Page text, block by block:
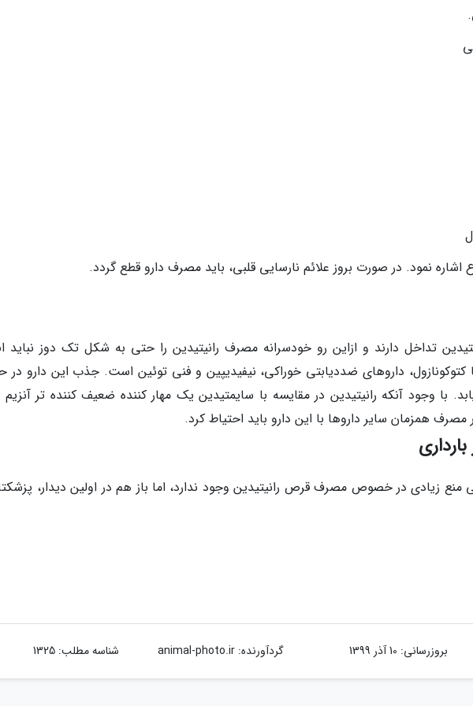
اشاره نمود. در صورت بروز علائم نارسایی قلبی، باید مصرف دارو قطع گردد.
تداخل دارند و ازاین رو خودسرانه مصرف رانیتیدین را حتی به شکل تک دوز نباید
داروهای ضددیابتی خوراکی، نیفیدیپین و فنی توئین است. جذب این دارو در
با وجود آنکه رانیتیدین در مقایسه با سایمتیدین یک مهار کننده ضعیف کننده تر
همزمان سایر داروها با این دارو باید احتیاط کرد.
منع زیادی در خصوص مصرف قرص رانیتیدین وجود ندارد، اما باز هم در اولین دیدار،
بروزرسانی: 10 آذر 1399 گردآورنده:animal-photo.ir شناسه مطلب: 1325